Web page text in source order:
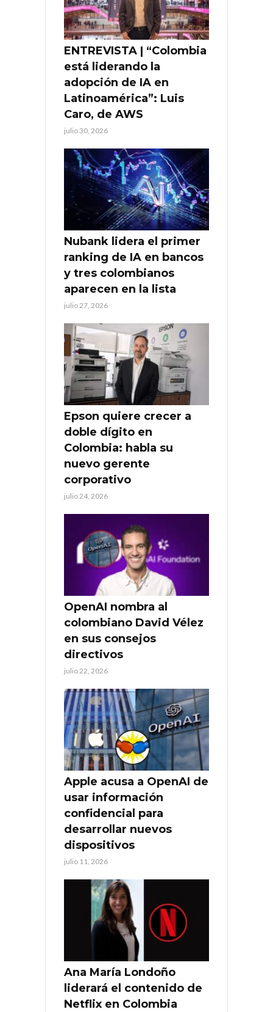
ENTREVISTA | “Colombia
está liderando la
adopción de IA en
Latinoamérica”: Luis
Caro, de AWS
julio 30, 2026
Nubank lidera el primer
ranking de IA en bancos
y tres colombianos
aparecen en la lista
julio 27, 2026
Epson quiere crecer a
doble dígito en
Colombia: habla su
nuevo gerente
corporativo
julio 24, 2026
OpenAI nombra al
colombiano David Vélez
en sus consejos
directivos
julio 22, 2026
Apple acusa a OpenAI de
usar información
confidencial para
desarrollar nuevos
dispositivos
julio 11, 2026
Ana María Londoño
liderará el contenido de
Netflix en Colombia